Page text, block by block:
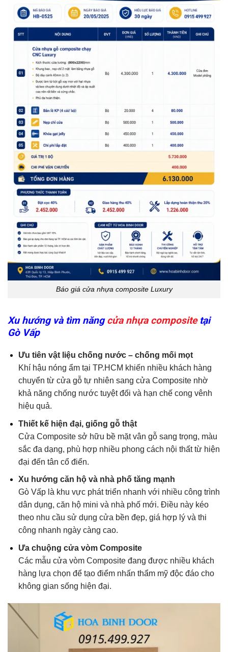
Báo giá cửa nhựa composite Luxury
Xu hướng và tìm năngcửa nhựa compositetại
Gò Vấp
Ưu tiên vật liệu chống nước – chống mối mọt
Khí hậu nóng ẩm tại TP.HCM khiến nhiều khách hàng
chuyển từ cửa gỗ tự nhiên sang cửa Composite nhờ
khả năng chống nước tuyệt đối và hạn chế cong vênh
hiệu quả.
Thiết kế hiện đại, giống gỗ thật
Cửa Composite sở hữu bề mặt vân gỗ sang trọng, màu
sắc đa dạng, phù hợp nhiều phong cách nội thất từ hiện
đại đến tân cổ điển.
Xu hướng căn hộ và nhà phố tăng mạnh
Gò Vấp là khu vực phát triển nhanh với nhiều công trình
dân dụng, căn hộ mini và nhà phố mới. Điều này kéo
theo nhu cầu sử dụng cửa bền đẹp, giá hợp lý và thi
công nhanh ngày càng cao.
Ưa chuộng cửa vòm Composite
Các mẫu cửa vòm Composite đang được nhiều khách
hàng lựa chọn để tạo điểm nhấn thẩm mỹ độc đáo cho
không gian sống hiện đại.